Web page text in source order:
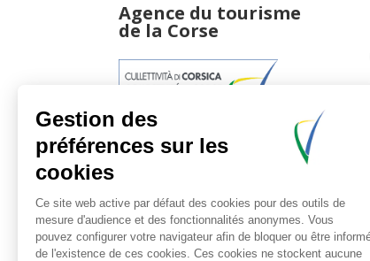
Agence du tourisme
de la Corse
20181 Ajaccio Cedex 01
T : 04 95 51 77 77